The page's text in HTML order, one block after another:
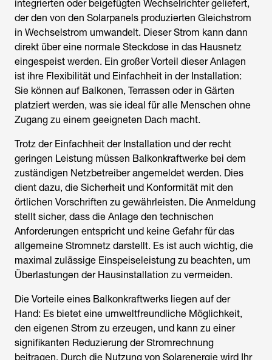
integrierten oder beigefügten Wechselrichter geliefert,
der den von den Solarpanels produzierten Gleichstrom
in Wechselstrom umwandelt. Dieser Strom kann dann
direkt über eine normale Steckdose in das Hausnetz
eingespeist werden. Ein großer Vorteil dieser Anlagen
ist ihre Flexibilität und Einfachheit in der Installation:
Sie können auf Balkonen, Terrassen oder in Gärten
platziert werden, was sie ideal für alle Menschen ohne
Zugang zu einem geeigneten Dach macht.
Trotz der Einfachheit der Installation und der recht
geringen Leistung müssen Balkonkraftwerke bei dem
zuständigen Netzbetreiber angemeldet werden. Dies
dient dazu, die Sicherheit und Konformität mit den
örtlichen Vorschriften zu gewährleisten. Die Anmeldung
stellt sicher, dass die Anlage den technischen
Anforderungen entspricht und keine Gefahr für das
allgemeine Stromnetz darstellt. Es ist auch wichtig, die
maximal zulässige Einspeiseleistung zu beachten, um
Überlastungen der Hausinstallation zu vermeiden.
Die Vorteile eines Balkonkraftwerks liegen auf der
Hand: Es bietet eine umweltfreundliche Möglichkeit,
den eigenen Strom zu erzeugen, und kann zu einer
signifikanten Reduzierung der Stromrechnung
beitragen. Durch die Nutzung von Solarenergie wird Ihr